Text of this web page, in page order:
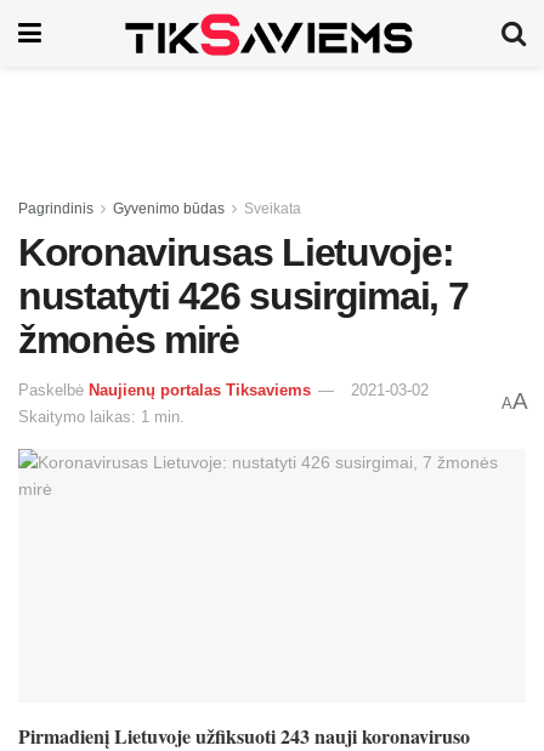
Pagrindinis Gyvenimo būdas Sveikata
Koronavirusas Lietuvoje:
nustatyti 426 susirgimai, 7
žmonės mirė
Paskelbė Naujienų portalas Tiksaviems
2021-03-02
Skaitymo laikas: 1 min.
AA
Pirmadienį Lietuvoje užfiksuoti 243 nauji koronaviruso